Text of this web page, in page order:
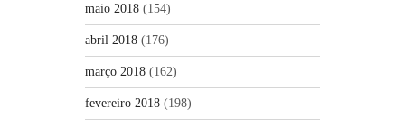
maio 2018 (154)
abril 2018 (176)
março 2018 (162)
fevereiro 2018 (198)